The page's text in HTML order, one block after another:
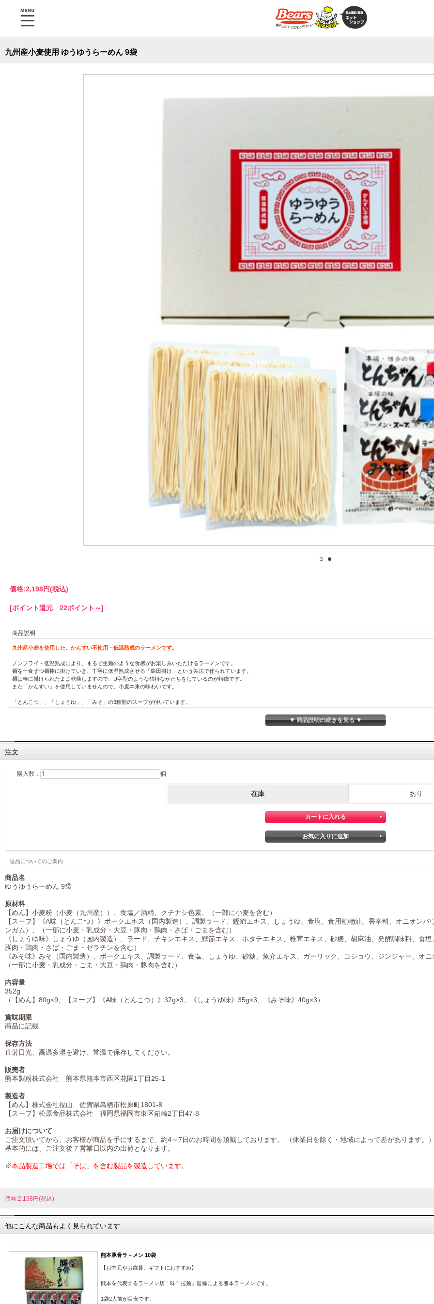
九州産小麦使用 ゆうゆうらーめん 9袋
価格:2,198円(税込)
[ポイント還元 22ポイント～]
商品説明
九州産小麦を使用した、かんすい不使用・低温熟成のラーメンです。
ノンフライ・低温熟成により、まるで生麺のような食感がお楽しみいただけるラーメンです。
麺を一食ずつ麺棒に掛けていき、丁寧に低温熟成させる「島田掛け」という製法で作られています。
麺は棒に掛けられたまま乾燥しますので、U字型のような独特なかたちをしているのが特徴です。
また「かんすい」を使用していませんので、小麦本来の味わいです。
「とんこつ」、「しょうゆ」、「みそ」の3種類のスープが付いています。
▼ 商品説明の続きを見る ▼
注文
購入数： 個
在庫 あり
返品についてのご案内
商品名
ゆうゆうらーめん 9袋
原材料
【めん】小麦粉（小麦（九州産））、食塩／酒精、クチナシ色素、（一部に小麦を含む）
【スープ】《A味（とんこつ）》ポークエキス（国内製造）、調製ラード、鰹節エキス、しょうゆ、食塩、食用植物油、香辛料、オニオン
ンガム）、（一部に小麦・乳成分・大豆・豚肉・鶏肉・さば・ごまを含む）
《しょうゆ味》しょうゆ（国内製造）、ラード、チキンエキス、鰹節エキス、ホタテエキス、椎茸エキス、砂糖、胡麻油、発酵調味料、食
豚肉・鶏肉・さば・ごま・ゼラチンを含む）
《みそ味》みそ（国内製造）、ポークエキス、調製ラード、食塩、しょうゆ、砂糖、魚介エキス、ガーリック、コショウ、ジンジャー、オ
（一部に小麦・乳成分・ごま・大豆・鶏肉・豚肉を含む）
内容量
352g
（【めん】80g×9、【スープ】《A味（とんこつ）》37g×3、《しょうゆ味》35g×3、《みそ味》40g×3）
賞味期限
商品に記載
保存方法
直射日光、高温多湿を避け、常温で保存してください。
販売者
熊本製粉株式会社 熊本県熊本市西区花園1丁目25-1
製造者
【めん】株式会社福山 佐賀県鳥栖市松原町1801-8
【スープ】松原食品株式会社 福岡県福岡市東区箱崎2丁目47-8
お届けについて
ご注文頂いてから、お客様が商品を手にするまで、約4～7日のお時間を頂戴しております。 （休業日を除く・地域によって差があります。
基本的には、ご注文後７営業日以内の出荷となります。
※本品製造工場では「そば」を含む製品を製造しています。
価格:2,198円(税込)
他にこんな商品もよく見られています
熊本豚骨ラ－メン 10袋
【お中元やお歳暮、ギフトにおすすめ】
熊本を代表するラーメン店「味千拉麺」監修による熊本ラーメンです。
1袋2人前が目安です。